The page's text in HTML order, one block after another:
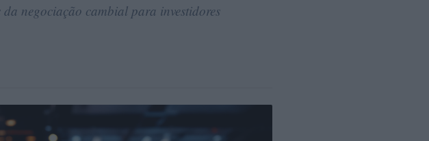
negociação cambial para investidores